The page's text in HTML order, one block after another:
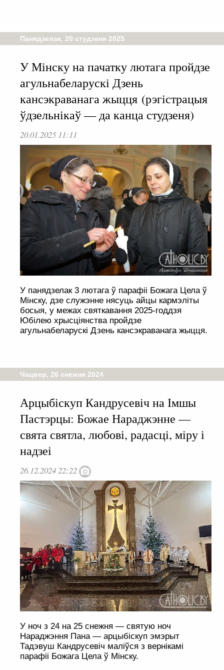
Панядзелак, 20 студзеня 2025
У Мінску на пачатку лютага пройдзе
агульнабеларускі Дзень
кансэкраванага жыцця (рэгістрацыя
ўдзельнікаў — да канца студзеня)
20.01.2025 11:11
У панядзелак 3 лютага ў парафіі Божага Цела ў
Мінску, дзе служэнне нясуць айцы кармэліты
босыя, у межах святкавання 2025-годдзя
Юбілею хрысціянства пройдзе
агульнабеларускі Дзень кансэкраванага жыцця.
Чацвер, 26 снежня 2024
Арцыбіскуп Кандрусевіч на Імшы
Пастэрцы: Божае Нараджэнне —
свята святла, любові, радасці, міру і
надзеі
26.12.2024 22:22
У ноч з 24 на 25 снежня — святую ноч
Нараджэння Пана — арцыбіскуп эмэрыт
Тадэвуш Кандрусевіч маліўся з вернікамі
парафіі Божага Цела ў Мінску.